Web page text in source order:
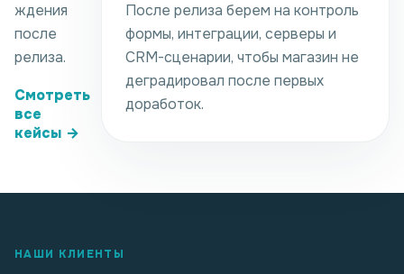
ждения
после
релиза.
Смотреть
все
кейсы →
После релиза берем на контроль
формы, интеграции, серверы и
CRM-сценарии, чтобы магазин не
деградировал после первых
доработок.
НАШИ КЛИЕНТЫ